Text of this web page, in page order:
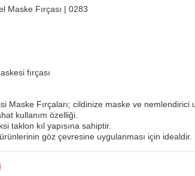
Maske Fırçası | 0283
fırçası
Maske Fırçaları; cildinize maske ve nemlendirici
kullanım özelliği.
taklon kıl yapısına sahiptir.
göz çevresine uygulanması için idealdir.